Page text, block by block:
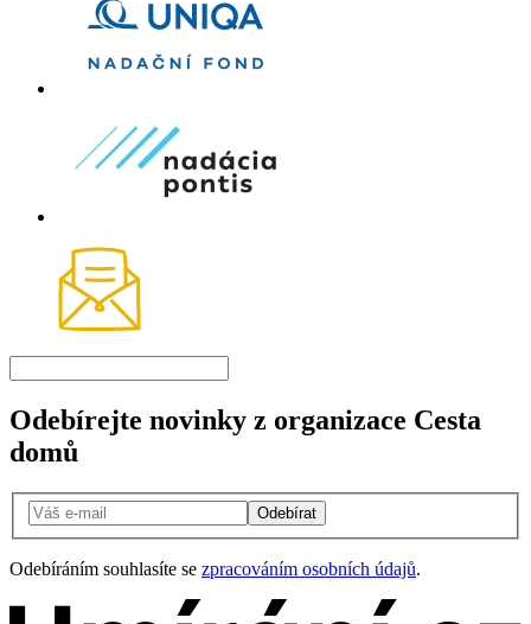
Odebírejte novinky z organizace Cesta
domů
Odebírat
Odebíráním souhlasíte se zpracováním osobních údajů.